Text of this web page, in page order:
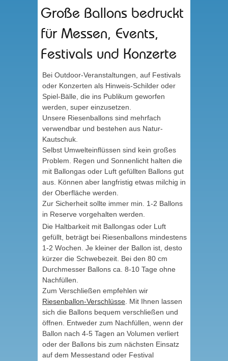
Große Ballons bedruckt
für Messen, Events,
Festivals und Konzerte
Bei Outdoor-Veranstaltungen, auf Festivals
oder Konzerten als Hinweis-Schilder oder
Spiel-Bälle, die ins Publikum geworfen
werden, super einzusetzen.
Unsere Riesenballons sind mehrfach
verwendbar und bestehen aus Natur-
Kautschuk.
Selbst Umwelteinflüssen sind kein großes
Problem. Regen und Sonnenlicht halten die
mit Ballongas oder Luft gefüllten Ballons gut
aus. Können aber langfristig etwas milchig in
der Oberfläche werden.
Zur Sicherheit sollte immer min. 1-2 Ballons
in Reserve vorgehalten werden.
Die Haltbarkeit mit Ballongas oder Luft
gefüllt, beträgt bei Riesenballons mindestens
1-2 Wochen. Je kleiner der Ballon ist, desto
kürzer die Schwebezeit. Bei den 80 cm
Durchmesser Ballons ca. 8-10 Tage ohne
Nachfüllen.
Zum Verschließen empfehlen wir
Riesenballon-Verschlüsse . Mit Ihnen lassen
sich die Ballons bequem verschließen und
öffnen. Entweder zum Nachfüllen, wenn der
Ballon nach 4-5 Tagen an Volumen verliert
oder der Ballons bis zum nächsten Einsatz
auf dem Messestand oder Festival